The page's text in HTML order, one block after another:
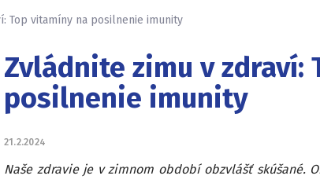
Top vitamíny na posilnenie imunity
Zvládnite zimu v zdraví:
posilnenie imunity
21.2.2024
Naše zdravie je v zimnom období obzvlášť skúšané.